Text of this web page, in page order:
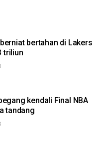
bertahan di Lakers
triliun
kendali Final NBA
tandang